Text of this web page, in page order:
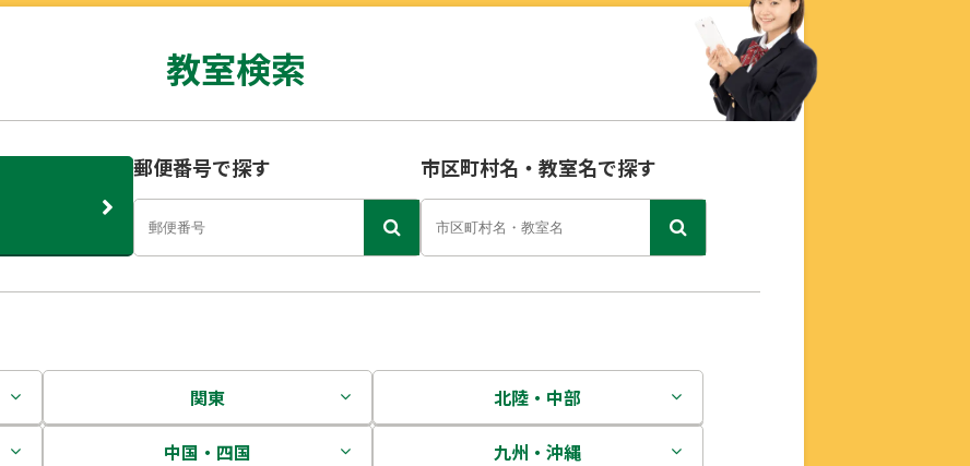
教室検索
郵便番号で探す 市区町村名・教室名で探す
関東
茨城県
北陸・中部
新潟県
中国・四国
九州・沖縄